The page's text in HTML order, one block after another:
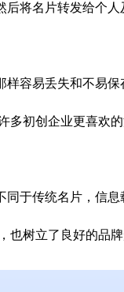
将名片转发给个
容易丢失和不易
多初创企业更喜欢
于传统名片，信
也树立了良好的品牌